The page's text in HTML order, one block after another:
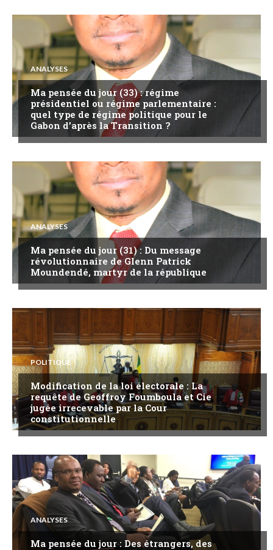
ANALYSES
Ma pensée du jour (33) : régime
présidentiel ou régime parlementaire :
quel type de régime politique pour le
Gabon d’après la Transition ?
ANALYSES
Ma pensée du jour (31) : Du message
révolutionnaire de Glenn Patrick
Moundendé, martyr de la république
POLITIQUE
Modification de la loi électorale : La
requête de Geoffroy Foumboula et Cie
jugée irrecevable par la Cour
constitutionnelle
ANALYSES
Ma pensée du jour : Des étrangers, des